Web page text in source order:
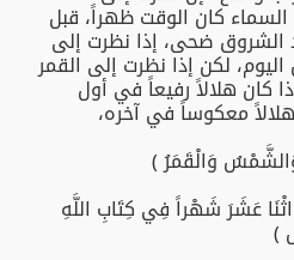
كان الوقت ظهراً، قبل
الشروق ضحى، إذا نظرت إلى
لكن إذا نظرت إلى القمر
كان هلالاً رفيعاً في أول
معكوساً في آخره،
وَالشَّمْسُ وَالْقَمَرُ ﴾
عَشَرَ شَهْراً فِي كِتَابِ اللَّهِ
﴾